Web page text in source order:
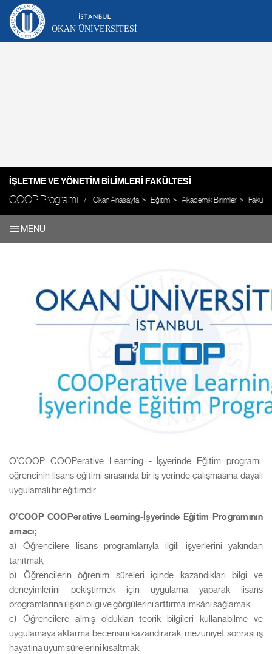
OKAN ÜNIVERSITESI
İŞLETME VE YÖNETIM BILIMLERI FAKÜLTESI
COOP Programı Okan Anasayfa Eğitim Akademik Birimler
MENU
O’COOP COOPerative Learning - İşyerinde Eğitim programı,
öğrencinin lisans eğitimi sırasında bir iş yerinde çalışmasına dayalı
uygulamalı bir eğitimdir.
O’COOP COOPerative Learning-İşyerinde Eğitim Programının
amacı;
a) Öğrencilere lisans programlarıyla ilgili işyerlerini yakından
tanıtmak,
b) Öğrencilerin öğrenim süreleri içinde kazandıkları bilgi ve
deneyimlerini pekiştirmek için uygulama yaparak lisans
programlarına ilişkin bilgi ve görgülerini arttırma imkânı sağlamak,
c) Öğrencilere almış oldukları teorik bilgileri kullanabilme ve
uygulamaya aktarma becerisini kazandırarak, mezuniyet sonrası iş
hayatına uyum sürelerini kısaltmak,